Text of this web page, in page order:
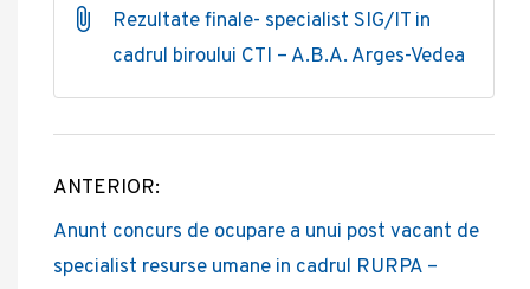
Rezultate finale- specialist SIG/IT in
cadrul biroului CTI – A.B.A. Arges-Vedea
Post
navigation
ANTERIOR:
Anunt concurs de ocupare a unui post vacant de
specialist resurse umane in cadrul RURPA –